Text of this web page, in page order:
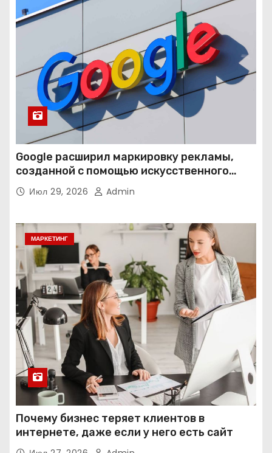
Google расширил маркировку рекламы,
созданной с помощью искусственного
интеллекта
Июл 29, 2026 Admin
МАРКЕТИНГ
Почему бизнес теряет клиентов в
интернете, даже если у него есть сайт